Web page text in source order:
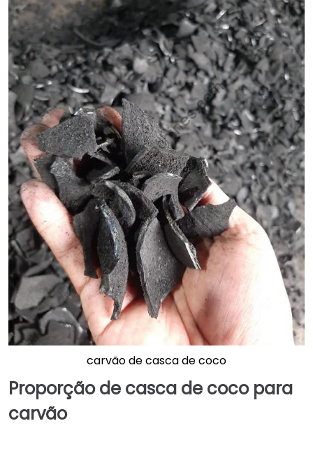
carvão de casca de coco
Proporção de casca de coco para
carvão